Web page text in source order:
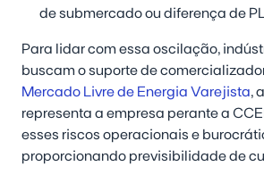
de submercado ou diferença de
Para lidar com essa oscilação,
buscam o suporte de
Mercado Livre de Energia Varejista,
representa a empresa perante a
esses riscos operacionais e
proporcionando previsibilidade de